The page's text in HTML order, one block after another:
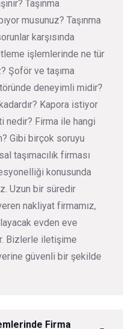
Taşınma
musunuz? Taşınma
karşısında
işlemlerinde ne tür
Şoför ve taşıma
deneyimli midir?
Kapora istiyor
nedir? Firma ile hangi
Gibi birçok soruyu
taşımacılık firması
konusunda
Uzun bir süredir
nakliyat firmamız,
evden eve
Bizlerle iletişime
güvenli bir şekilde
Firma